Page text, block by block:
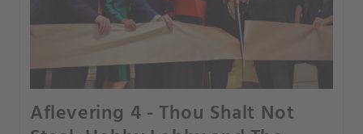
Aflevering 4 - Thou Shalt Not